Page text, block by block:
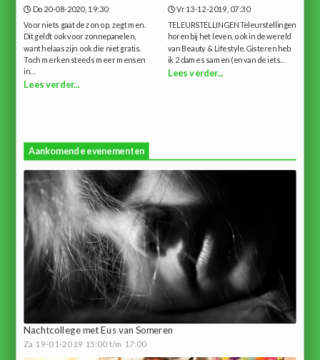
Do 20-08-2020, 19:30
Voor niets gaat de zon op, zegt men.
Dit geldt ook voor zonnepanelen,
want helaas zijn ook die niet gratis.
Toch merken steeds meer mensen
in...
Lees verder...
Vr 13-12-2019, 07:30
TELEURSTELLINGENTeleurstellingen
horen bij het leven, ook in de wereld
van Beauty & Lifestyle.Gisteren heb
ik 2 dames samen (en van de iets...
Lees verder...
Aankomende evenementen
Nachtcollege met Eus van Someren
Za 19-01-2019 15:00 t/m 17:00